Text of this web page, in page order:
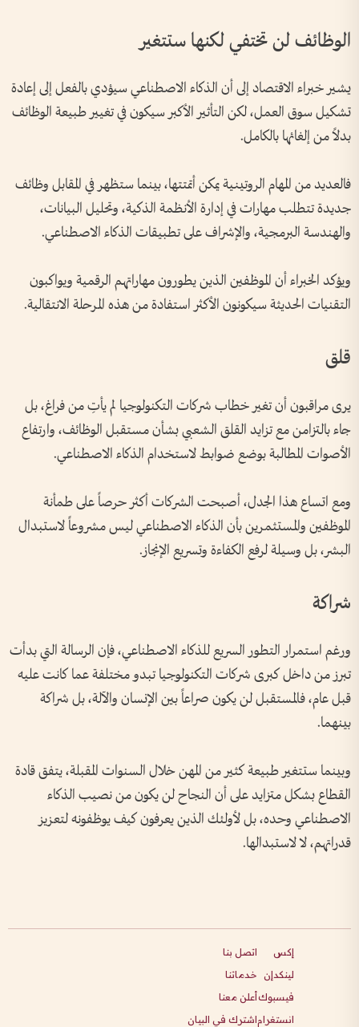
الوظائف لن تختفي لكنها ستتغير
يشير خبراء الاقتصاد إلى أن الذكاء الاصطناعي سيؤدي بالفعل إلى إعادة
تشكيل سوق العمل، لكن التأثير الأكبر سيكون في تغيير طبيعة الوظائف
بدلاً من إلغائها بالكامل.
فالعديد من المهام الروتينية يمكن أتمتتها، بينما ستظهر في المقابل وظائف
جديدة تتطلب مهارات في إدارة الأنظمة الذكية، وتحليل البيانات،
والهندسة البرمجية، والإشراف على تطبيقات الذكاء الاصطناعي.
ويؤكد الخبراء أن الموظفين الذين يطورون مهاراتهم الرقمية ويواكبون
التقنيات الحديثة سيكونون الأكثر استفادة من هذه المرحلة الانتقالية.
قلق
يرى مراقبون أن تغير خطاب شركات التكنولوجيا لم يأتِ من فراغ، بل
جاء بالتزامن مع تزايد القلق الشعبي بشأن مستقبل الوظائف، وارتفاع
الأصوات المطالبة بوضع ضوابط لاستخدام الذكاء الاصطناعي.
ومع اتساع هذا الجدل، أصبحت الشركات أكثر حرصاً على طمأنة
الموظفين والمستثمرين بأن الذكاء الاصطناعي ليس مشروعاً لاستبدال
البشر، بل وسيلة لرفع الكفاءة وتسريع الإنجاز.
شراكة
ورغم استمرار التطور السريع للذكاء الاصطناعي، فإن الرسالة التي بدأت
تبرز من داخل كبرى شركات التكنولوجيا تبدو مختلفة عما كانت عليه
قبل عام، فالمستقبل لن يكون صراعاً بين الإنسان والآلة، بل شراكة
بينهما.
وبينما ستتغير طبيعة كثير من المهن خلال السنوات المقبلة، يتفق قادة
القطاع بشكل متزايد على أن النجاح لن يكون من نصيب الذكاء
الاصطناعي وحده، بل لأولئك الذين يعرفون كيف يوظفونه لتعزيز
قدراتهم، لا لاستبدالها.
إكس
لينكدإن
فيسبوك
انستغرام
اتصل بنا
خدماتنا
أعلن معنا
اشترك في البيان